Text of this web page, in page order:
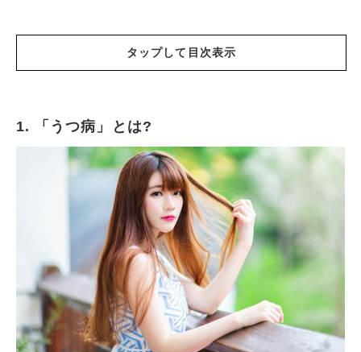
タップして目次表示
「うつ病」とは?
「うつ病」の特徴
うつ病の人に向いていない仕事
うつ病の人が仕事をする上で考えたい事
うつ病の人に向いている仕事
まとめ
1. 「うつ病」とは?